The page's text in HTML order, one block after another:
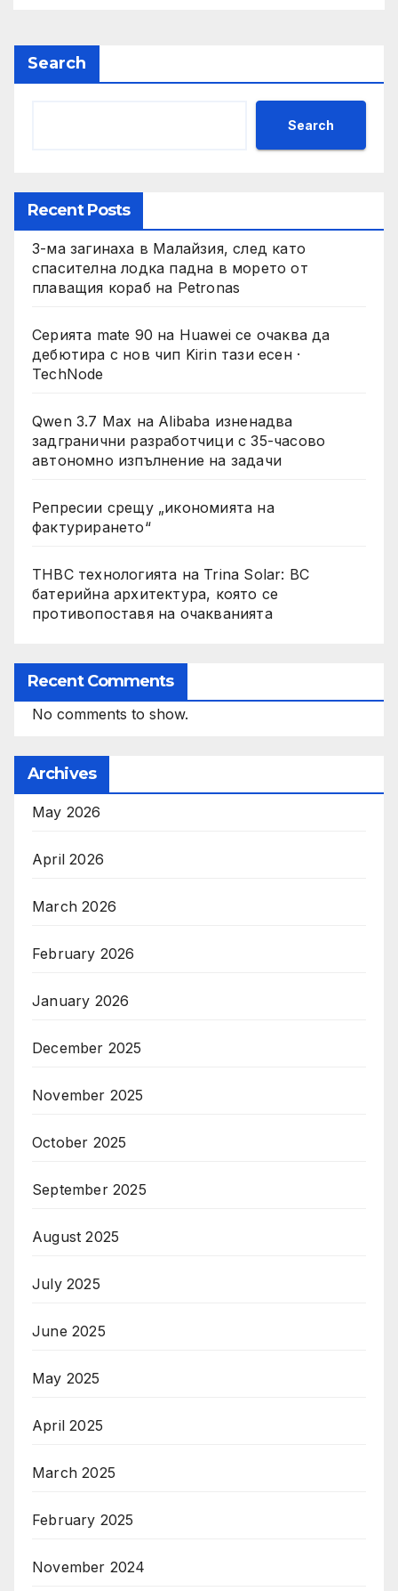
Search
Search
Recent Posts
3-ма загинаха в Малайзия, след като
спасителна лодка падна в морето от
плаващия кораб на Petronas
Серията mate 90 на Huawei се очаква да
дебютира с нов чип Kirin тази есен ·
TechNode
Qwen 3.7 Max на Alibaba изненадва
задгранични разработчици с 35-часово
автономно изпълнение на задачи
Репресии срещу „икономията на
фактурирането“
THBC технологията на Trina Solar: BC
батерийна архитектура, която се
противопоставя на очакванията
Recent Comments
No comments to show.
Archives
May 2026
April 2026
March 2026
February 2026
January 2026
December 2025
November 2025
October 2025
September 2025
August 2025
July 2025
June 2025
May 2025
April 2025
March 2025
February 2025
November 2024